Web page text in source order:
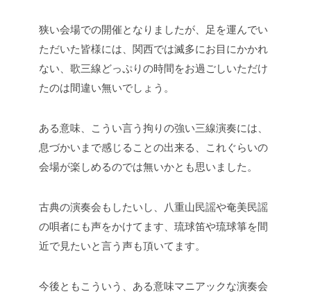
狭い会場での開催となりましたが、足を運んでい
ただいた皆様には、関西では滅多にお目にかかれ
ない、歌三線どっぷりの時間をお過ごしいただけ
たのは間違い無いでしょう。
ある意味、こうい言う拘りの強い三線演奏には、
息づかいまで感じることの出来る、これぐらいの
会場が楽しめるのでは無いかとも思いました。
古典の演奏会もしたいし、八重山民謡や奄美民謡
の唄者にも声をかけてます、琉球笛や琉球箏を間
近で見たいと言う声も頂いてます。
今後ともこういう、ある意味マニアックな演奏会